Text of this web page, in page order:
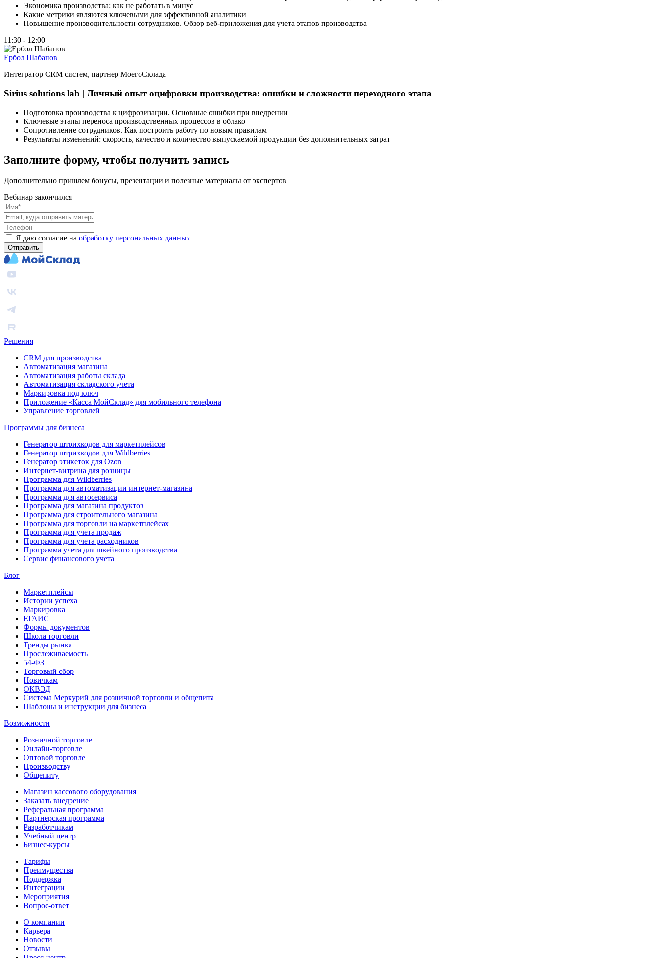
Экономика производства: как не работать в минус
Какие метрики являются ключевыми для эффективной аналитики
Повышение производительности сотрудников. Обзор веб‑приложения для учета этапов производства
11:30 - 12:00
Ербол Шабанов
Интегратор CRM систем, партнер МоегоСклада
Sirius solutions lab | Личный опыт оцифровки производства: ошибки и сложности переходного этапа
Подготовка производства к цифровизации. Основные ошибки при внедрении
Ключевые этапы переноса производственных процессов в облако
Сопротивление сотрудников. Как построить работу по новым правилам
Результаты изменений: скорость, качество и количество выпускаемой продукции без дополнительных затрат
Заполните форму, чтобы получить запись
Дополнительно пришлем бонусы, презентации и полезные материалы от экспертов
Вебинар закончился
Я даю согласие на обработку персональных данных.
Отправить
Решения
CRM для производства
Автоматизация магазина
Автоматизация работы склада
Автоматизация складского учета
Маркировка под ключ
Приложение «Касса МойСклад» для мобильного телефона
Управление торговлей
Программы для бизнеса
Генератор штрихкодов для маркетплейсов
Генератор штрихкодов для Wildberries
Генератор этикеток для Ozon
Интернет-витрина для розницы
Программа для Wildberries
Программа для автоматизации интернет-магазина
Программа для автосервиса
Программа для магазина продуктов
Программа для строительного магазина
Программа для торговли на маркетплейсах
Программа для учета продаж
Программа для учета расходников
Программа учета для швейного производства
Сервис финансового учета
Блог
Маркетплейсы
Истории успеха
Маркировка
ЕГАИС
Формы документов
Школа торговли
Тренды рынка
Прослеживаемость
54-ФЗ
Торговый сбор
Новичкам
ОКВЭД
Система Меркурий для розничной торговли и общепита
Шаблоны и инструкции для бизнеса
Возможности
Розничной торговле
Онлайн-торговле
Оптовой торговле
Производству
Общепиту
Магазин кассового оборудования
Заказать внедрение
Реферальная программа
Партнерская программа
Разработчикам
Учебный центр
Бизнес‑курсы
Тарифы
Преимущества
Поддержка
Интеграции
Мероприятия
Вопрос-ответ
О компании
Карьера
Новости
Отзывы